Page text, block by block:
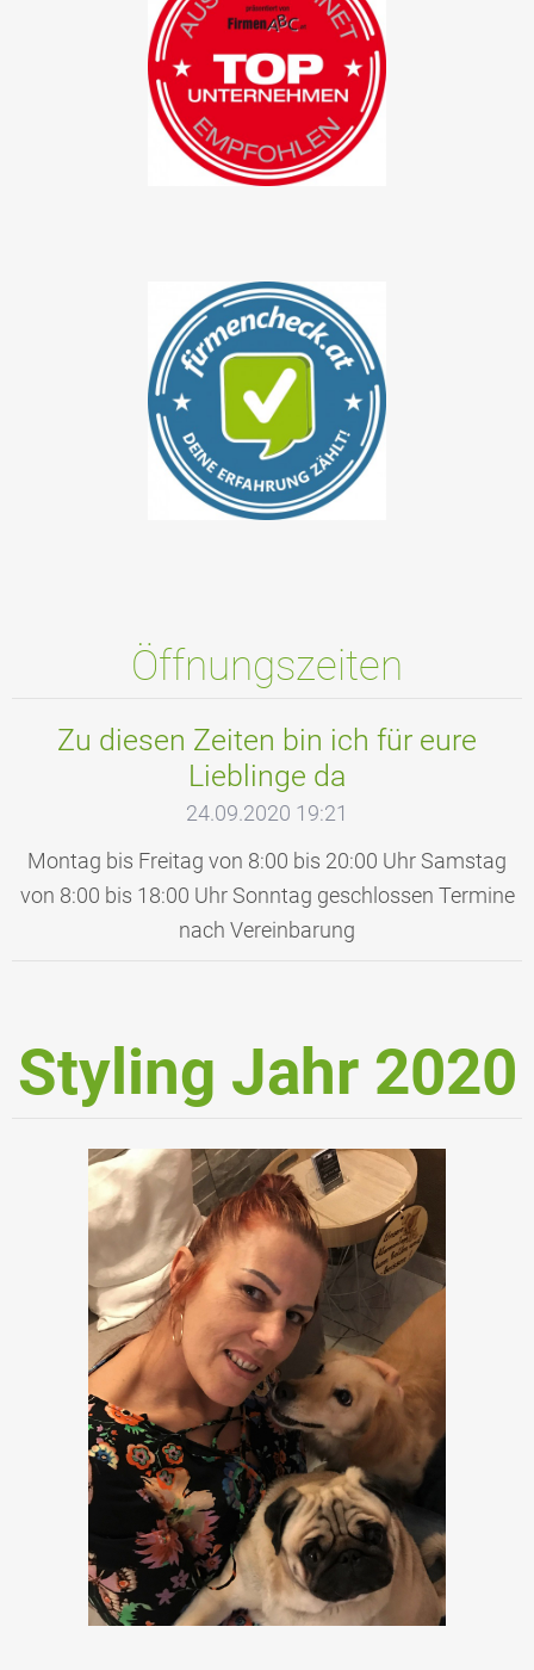
Öffnungszeiten
Zu diesen Zeiten bin ich für eure
Lieblinge da
24.09.2020 19:21
Montag bis Freitag von 8:00 bis 20:00 Uhr Samstag
von 8:00 bis 18:00 Uhr Sonntag geschlossen Termine
nach Vereinbarung
Styling Jahr 2020